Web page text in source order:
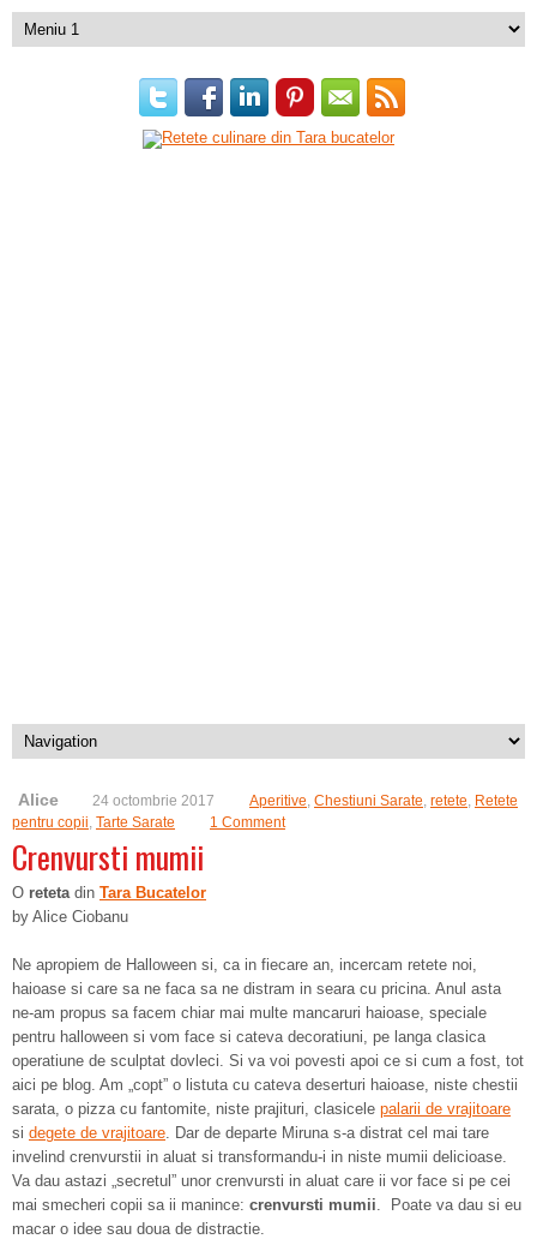
Alice 24 octombrie 2017 Aperitive, Chestiuni Sarate, retete, Retete
pentru copii, Tarte Sarate 1 Comment
Crenvursti mumii
O retetadin Tara Bucatelor
by Alice Ciobanu
Ne apropiem de Halloween si, ca in fiecare an, incercam retete noi,
haioase si care sa ne faca sa ne distram in seara cu pricina. Anul asta
ne-am propus sa facem chiar mai multe mancaruri haioase, speciale
pentru halloween si vom face si cateva decoratiuni, pe langa clasica
operatiune de sculptat dovleci. Si va voi povesti apoi ce si cum a fost, tot
aici pe blog. Am „copt” o listuta cu cateva deserturi haioase, niste chestii
sarata, o pizza cu fantomite, niste prajituri, clasicele palarii de vrajitoare
si degete de vrajitoare. Dar de departe Miruna s-a distrat cel mai tare
invelind crenvurstii in aluat si transformandu-i in niste mumii delicioase.
Va dau astazi „secretul” unor crenvursti in aluat care ii vor face si pe cei
mai smecheri copii sa ii manince: crenvursti mumii. Poate va dau si eu
macar o idee sau doua de distractie.